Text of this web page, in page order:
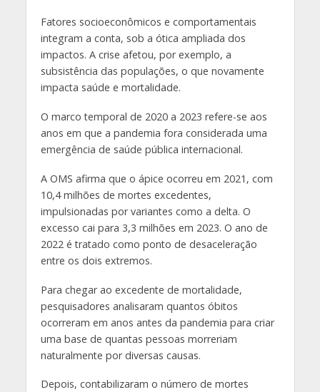
Fatores socioeconômicos e comportamentais
integram a conta, sob a ótica ampliada dos
impactos. A crise afetou, por exemplo, a
subsistência das populações, o que novamente
impacta saúde e mortalidade.
O marco temporal de 2020 a 2023 refere-se aos
anos em que a pandemia fora considerada uma
emergência de saúde pública internacional.
A OMS afirma que o ápice ocorreu em 2021, com
10,4 milhões de mortes excedentes,
impulsionadas por variantes como a delta. O
excesso cai para 3,3 milhões em 2023. O ano de
2022 é tratado como ponto de desaceleração
entre os dois extremos.
Para chegar ao excedente de mortalidade,
pesquisadores analisaram quantos óbitos
ocorreram em anos antes da pandemia para criar
uma base de quantas pessoas morreriam
naturalmente por diversas causas.
Depois, contabilizaram o número de mortes